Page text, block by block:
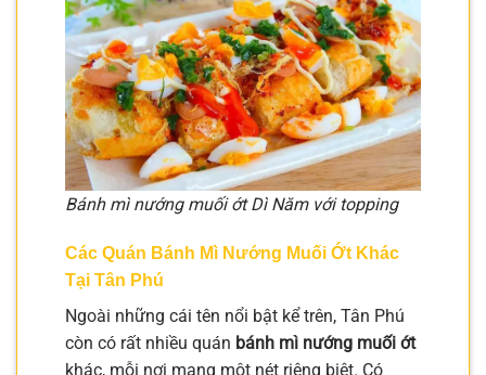
Bánh mì nướng muối ớt Dì Năm với topping
Các Quán Bánh Mì Nướng Muối Ớt Khác
Tại Tân Phú
Ngoài những cái tên nổi bật kể trên, Tân Phú
còn có rất nhiều quán bánh mì nướng muối ớt
khác, mỗi nơi mang một nét riêng biệt. Có